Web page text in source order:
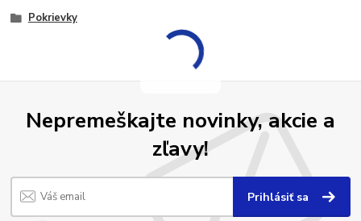
Pokrievky
Nepremeškajte novinky, akcie a
zľavy!
Prihlásiť sa